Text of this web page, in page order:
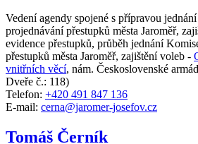
Vedení agendy spojené s přípravou
projednávání přestupků města Jaroměř,
evidence přestupků, průběh jednání
přestupků města Jaroměř, zajištění voleb -
vnitřních věcí, nám. Československé
Dveře č.: 118)
Telefon: +420 491 847 136
E-mail: cerna@jaromer-josefov.cz
Tomáš Černík